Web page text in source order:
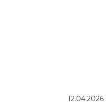
12.04.2026